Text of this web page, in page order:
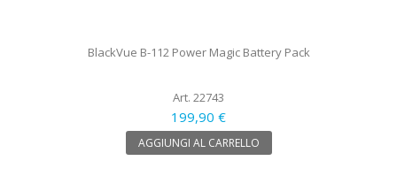
BlackVue B-112 Power Magic Battery Pack
Art. 22743
199,90 €
AGGIUNGI AL CARRELLO